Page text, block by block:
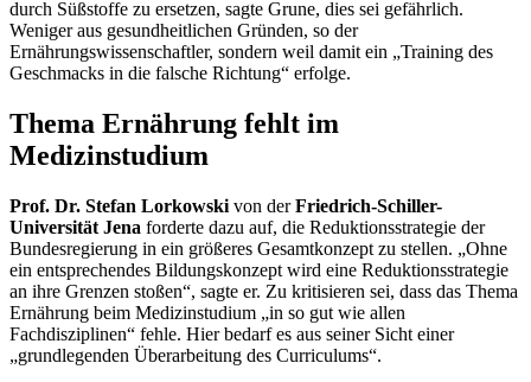
durch Süßstoffe zu ersetzen, sagte Grune, dies sei gefährlich.
Weniger aus gesundheitlichen Gründen, so der
Ernährungswissenschaftler, sondern weil damit ein „Training des
Geschmacks in die falsche Richtung“ erfolge.
Thema Ernährung fehlt im
Medizinstudium
Prof. Dr. Stefan Lorkowski von derFriedrich-Schiller-
Universität Jena forderte dazu auf, die Reduktionsstrategie der
Bundesregierung in ein größeres Gesamtkonzept zu stellen. „Ohne
ein entsprechendes Bildungskonzept wird eine Reduktionsstrategie
an ihre Grenzen stoßen“, sagte er. Zu kritisieren sei, dass das Thema
Ernährung beim Medizinstudium „in so gut wie allen
Fachdisziplinen“ fehle. Hier bedarf es aus seiner Sicht einer
„grundlegenden Überarbeitung des Curriculums“.